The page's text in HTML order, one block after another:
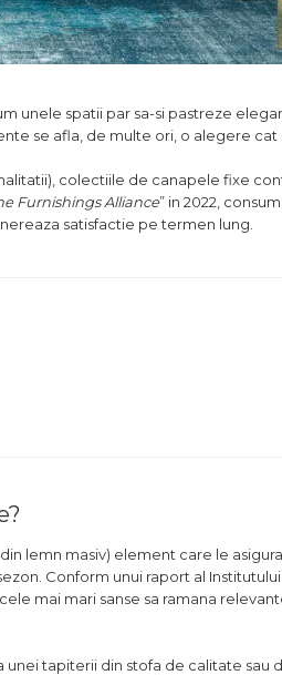
unele spatii par sa-si pastreze
se afla, de multe ori, o alegere cat
colectiile de canapele fixe
Furnishings Alliance” in 2022,
satisfactie pe termen lung.
lemn masiv) element care le
Conform unui raport al Institutului
mai mari sanse sa ramana
tapiterii din stofa de calitate sau